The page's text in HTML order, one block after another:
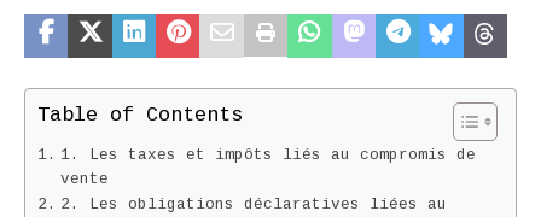
Table of Contents
1. Les taxes et impôts liés au compromis de
vente
2. Les obligations déclaratives liées au